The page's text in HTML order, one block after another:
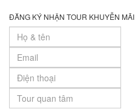
ĐĂNG KÝ NHẬN TOUR KHUYỄN MÃI